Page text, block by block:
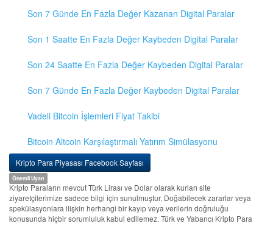
Son 7 Günde En Fazla Değer Kazanan Digital Paralar
Son 1 Saatte En Fazla Değer Kaybeden Digital Paralar
Son 24 Saatte En Fazla Değer Kaybeden Digital Paralar
Son 7 Günde En Fazla Değer Kaybeden Digital Paralar
Vadeli Bitcoin İşlemleri Fiyat Takibi
Bitcoin Altcoin Karşılaştırmalı Yatırım Simülasyonu
Kripto Para Piyasası Facebook Sayfası
Önemli Uyarı
Kripto Paraların mevcut Türk Lirası ve Dolar olarak kurları site
ziyaretçilerimize sadece bilgi için sunulmuştur. Doğabilecek zararlar veya
spekülasyonlara ilişkin herhangi bir kayıp veya verilerin doğruluğu
konusunda hiçbir sorumluluk kabul edilemez. Türk ve Yabancı Kripto Para